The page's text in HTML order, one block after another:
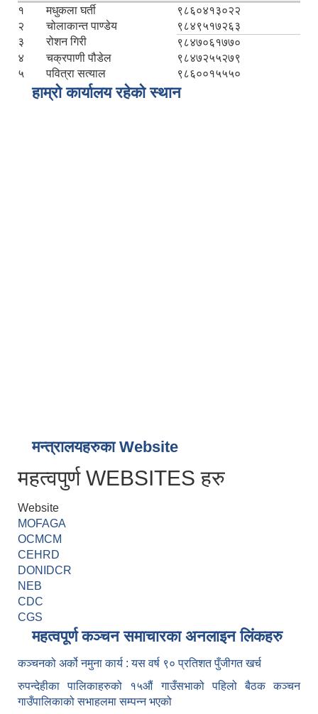
१
मधुकला घर्ती
९८६०४१३०२२
२
चोलाकान्त पाण्डेय
९८४९५१७२६३
३
रोशन गिरी
९८४७०६१७७०
४
चक्रपाणी पौडेल
९८४७२५५२७९
५
पवित्रा सत्याल ९८६००१५५५०
हाम्रो कार्यालय रहेको स्थान
मन्त्रालयहरुका Website
महत्वपुर्ण WEBSITES हरु
Website
MOFAGA
OCMCM
CEHRD
DONIDCR
NEB
CDC
CGS
महत्वपूर्ण कञ्चन समाचारका अनलाइन लिंकहरु
कञ्चनको अर्को नमुना कार्य : यस वर्ष ९० प्रतिशत पुँजीगत खर्च
रुपन्देहीका पालिकाहरुको १५औं गाउँसभाको पहिलो बैठक कञ्चन
गाउँपालिकाको सभाहलमा सम्पन्न भएको